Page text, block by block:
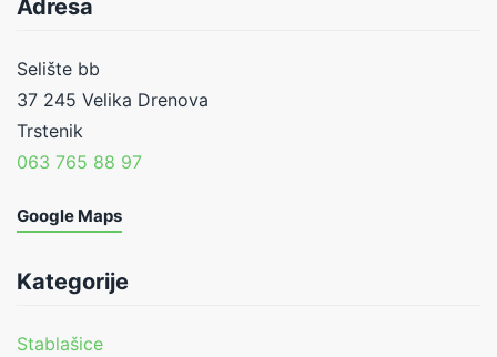
Adresa
Selište bb
37 245 Velika Drenova
Trstenik
063 765 88 97
Google Maps
Kategorije
Stablašice